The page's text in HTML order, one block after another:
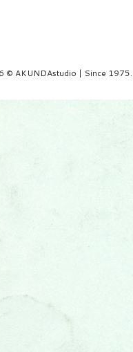
© AKUNDAstudio | Since